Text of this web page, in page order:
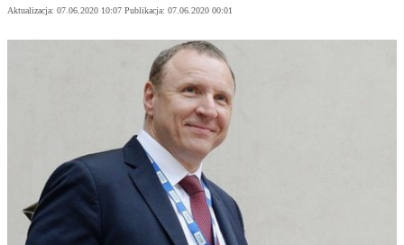
Aktualizacja: 07.06.2020 10:07 Publikacja: 07.06.2020 00:01